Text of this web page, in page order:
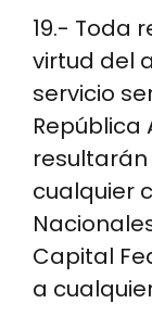
19.- Toda
virtud del
servicio
República
cualquier
Capital
a